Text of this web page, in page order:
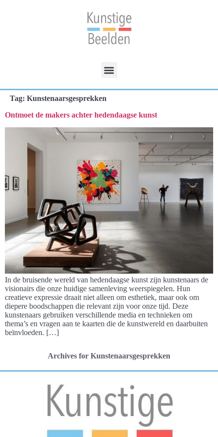
Tag: Kunstenaarsgesprekken
Ontmoet de makers achter hedendaagse kunst
In de bruisende wereld van hedendaagse kunst zijn kunstenaars de
visionairs die onze huidige samenleving weerspiegelen. Hun
creatieve expressie draait niet alleen om esthetiek, maar ook om
diepere boodschappen die relevant zijn voor onze tijd. Deze
kunstenaars gebruiken verschillende media en technieken om
thema’s en vragen aan te kaarten die de kunstwereld en daarbuiten
beïnvloeden. […]
Archives for Kunstenaarsgesprekken